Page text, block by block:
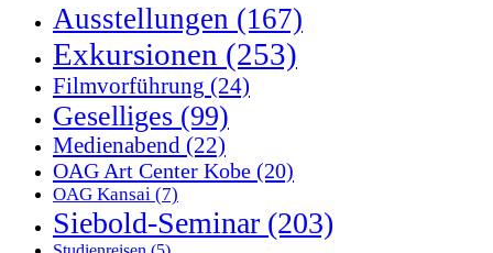
Ausstellungen (167)
Exkursionen (253)
Filmvorführung (24)
Geselliges (99)
Medienabend (22)
OAG Art Center Kobe (20)
OAG Kansai (7)
Siebold-Seminar (203)